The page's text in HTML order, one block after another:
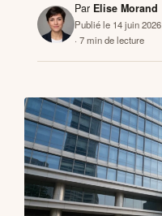
Par Elise Morand
Publié le 14 juin 2026
· 7 min de lecture